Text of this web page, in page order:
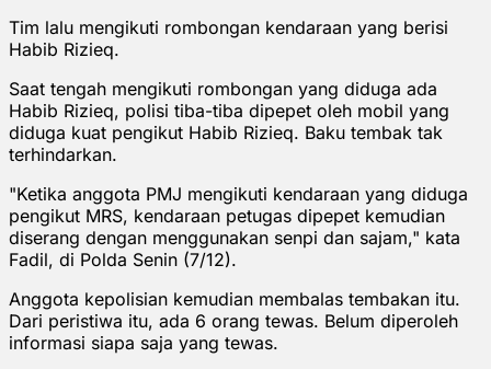
Tim lalu mengikuti rombongan kendaraan yang berisi
Habib Rizieq.
Saat tengah mengikuti rombongan yang diduga ada
Habib Rizieq, polisi tiba-tiba dipepet oleh mobil yang
diduga kuat pengikut Habib Rizieq. Baku tembak tak
terhindarkan.
"Ketika anggota PMJ mengikuti kendaraan yang diduga
pengikut MRS, kendaraan petugas dipepet kemudian
diserang dengan menggunakan senpi dan sajam," kata
Fadil, di Polda Senin (7/12).
Anggota kepolisian kemudian membalas tembakan itu.
Dari peristiwa itu, ada 6 orang tewas. Belum diperoleh
informasi siapa saja yang tewas.